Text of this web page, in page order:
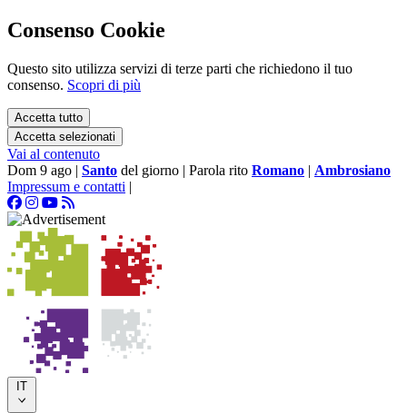
Consenso Cookie
Questo sito utilizza servizi di terze parti che richiedono il tuo
consenso. Scopri di più
Accetta tutto
Accetta selezionati
Vai al contenuto
Dom 9 ago | Santo del giorno | Parola rito Romano | Ambrosiano
Impressum e contatti |
IT